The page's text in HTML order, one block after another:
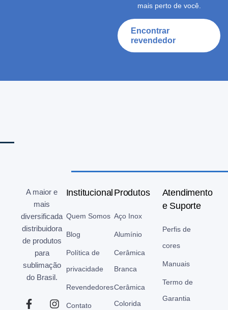
mais perto de você.
Encontrar
revendedor
A maior e
mais
diversificada
distribuidora
de produtos
para
sublimação
do Brasil.
Institucional
Quem Somos
Blog
Política de
privacidade
Revendedores
Contato
Produtos
Aço Inox
Alumínio
Cerâmica
Branca
Cerâmica
Colorida
Atendimento
e Suporte
Perfis de
cores
Manuais
Termo de
Garantia